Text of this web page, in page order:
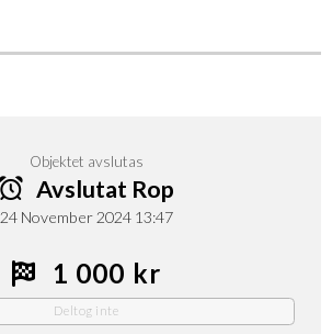
Objektet avslutas
Avslutat Rop
24 November 2024 13:47
1 000 kr
Deltog inte